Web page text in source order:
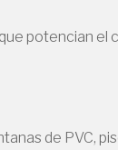
potencian
de PVC,